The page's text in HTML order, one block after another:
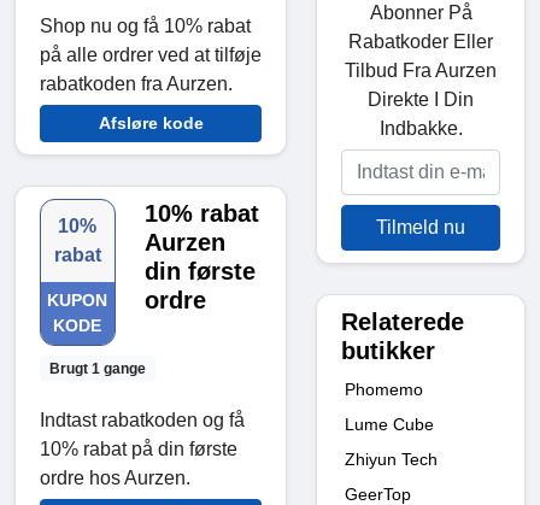
Shop nu og få 10% rabat
på alle ordrer ved at tilføje
rabatkoden fra Aurzen.
Afsløre kode
10%
rabat
KUPON
KODE
Brugt 1 gange
10% rabat
Aurzen
din første
ordre
Indtast rabatkoden og få
10% rabat på din første
ordre hos Aurzen.
Abonner På
Rabatkoder Eller
Tilbud Fra Aurzen
Direkte I Din
Indbakke.
Tilmeld nu
Relaterede
butikker
Phomemo
Lume Cube
Zhiyun Tech
GeerTop